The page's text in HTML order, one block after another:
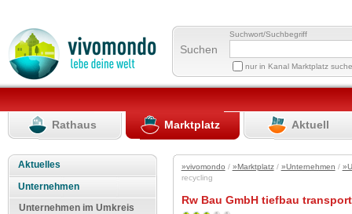
Suchen
Suchwort/Suchbegriff
nur in Kanal Marktplatz
Rathaus Marktplatz Aktuell
Aktuelles
Unternehmen
Unternehmen im Umkreis
»vivomondo / »Marktplatz/ »Unternehmen /
recycling
Rw Bau GmbH tiefbau